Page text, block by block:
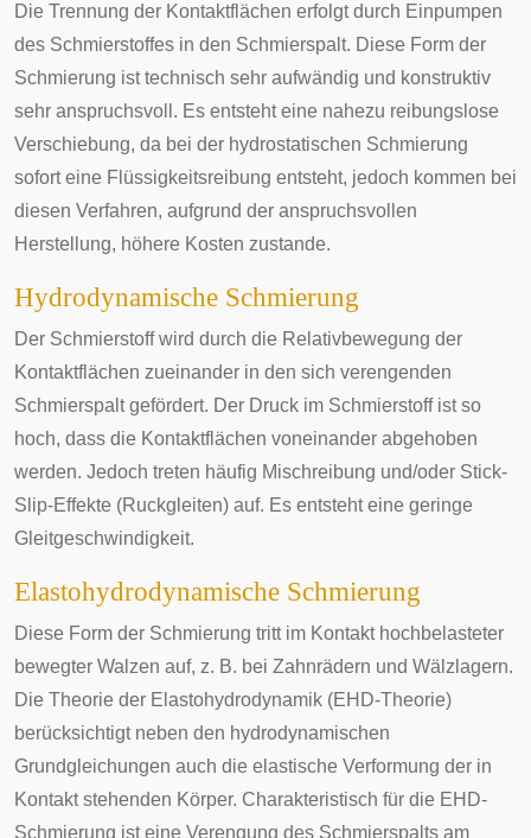
Die Trennung der Kontaktflächen erfolgt durch Einpumpen
des Schmierstoffes in den Schmierspalt. Diese Form der
Schmierung ist technisch sehr aufwändig und konstruktiv
sehr anspruchsvoll. Es entsteht eine nahezu reibungslose
Verschiebung, da bei der hydrostatischen Schmierung
sofort eine Flüssigkeitsreibung entsteht, jedoch kommen bei
diesen Verfahren, aufgrund der anspruchsvollen
Herstellung, höhere Kosten zustande.
Hydrodynamische Schmierung
Der Schmierstoff wird durch die Relativbewegung der
Kontaktflächen zueinander in den sich verengenden
Schmierspalt gefördert. Der Druck im Schmierstoff ist so
hoch, dass die Kontaktflächen voneinander abgehoben
werden. Jedoch treten häufig Mischreibung und/oder Stick-
Slip-Effekte (Ruckgleiten) auf. Es entsteht eine geringe
Gleitgeschwindigkeit.
Elastohydrodynamische Schmierung
Diese Form der Schmierung tritt im Kontakt hochbelasteter
bewegter Walzen auf, z. B. bei Zahnrädern und Wälzlagern.
Die Theorie der Elastohydrodynamik (EHD-Theorie)
berücksichtigt neben den hydrodynamischen
Grundgleichungen auch die elastische Verformung der in
Kontakt stehenden Körper. Charakteristisch für die EHD-
Schmierung ist eine Verengung des Schmierspalts am